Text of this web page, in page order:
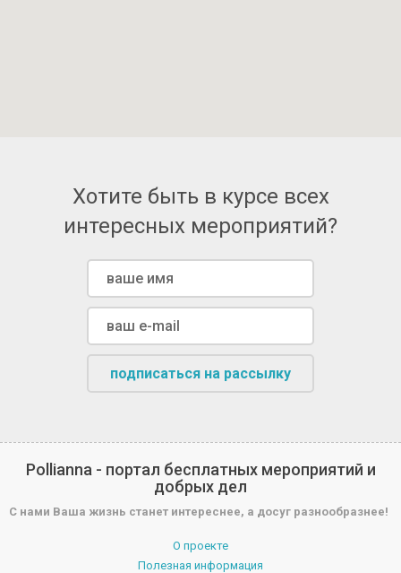
Хотите быть в курсе всех
интересных мероприятий?
подписаться на рассылку
Pollianna - портал бесплатных мероприятий и
добрых дел
С нами Ваша жизнь станет интереснее, а досуг разнообразнее!
О проекте
Полезная информация